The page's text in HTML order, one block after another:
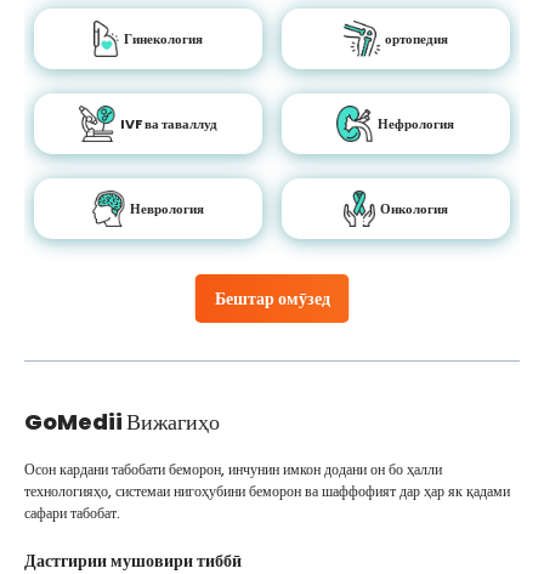
Бештар омӯзед
Гинекология ортопедия
IVF ва таваллуд Нефрология
Неврология Онкология
GoMediiВижагиҳо
Осон кардани табобати беморон, инчунин имкон додани он бо ҳалли
технологияҳо, системаи нигоҳубини беморон ва шаффофият дар ҳар як қадами
сафари табобат.
Дастгирии мушовири тиббӣ